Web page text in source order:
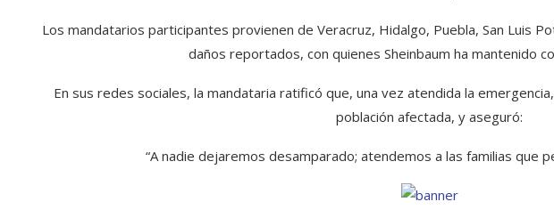
Los mandatarios participantes provienen de Veracruz, Hidalgo, Puebla, San Luis
daños reportados, con quienes Sheinbaum ha mantenido
En sus redes sociales, la mandataria ratificó que, una vez atendida la
población afectada, y aseguró:
“A nadie dejaremos desamparado; atendemos a las familias que